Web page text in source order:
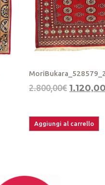
2.800,00€ 1.120,00
Aggiungi al carrello